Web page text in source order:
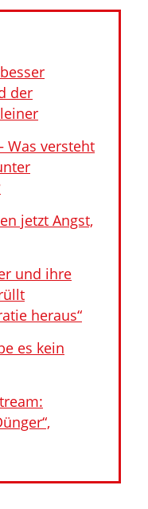
der
Was versteht
jetzt Angst,
und ihre
heraus“
es kein